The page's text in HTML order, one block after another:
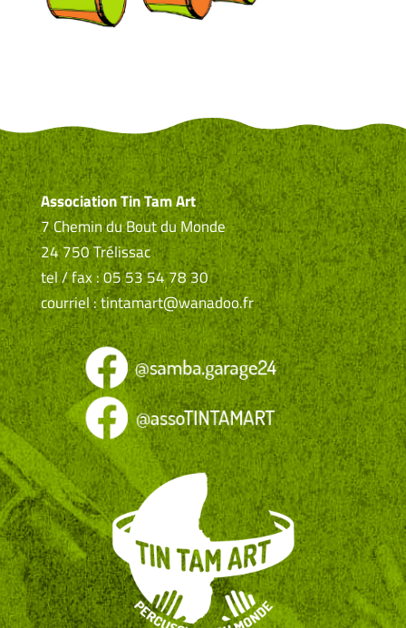
Association Tin Tam Art
7 Chemin du Bout du Monde
24 750 Trélissac
tel / fax : 05 53 54 78 30
courriel : tintamart@wanadoo.fr